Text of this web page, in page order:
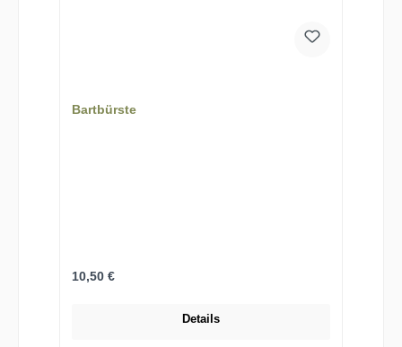
Bartbürste
Regulärer Preis:
10,50 €
Details